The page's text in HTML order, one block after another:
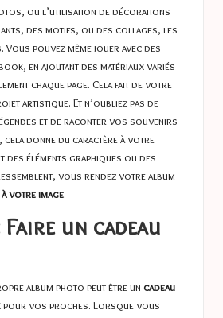
ou l’utilisation de décorations
des motifs, ou des collages, les
pouvez même jouer avec des
en ajoutant des matériaux variés
chaque page. Cela fait de votre
artistique. Et n’oubliez pas de
et de raconter vos souvenirs
cela donne du caractère à votre
des éléments graphiques ou des
vous rendez votre album
votre image.
un cadeau
album photo peut être un cadeau
pour vos proches. Lorsque vous